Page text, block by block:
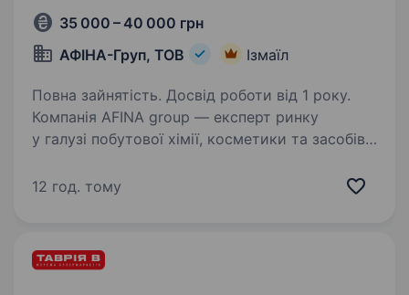
35 000 – 40 000 грн
АФІНА-Груп, ТОВ
Ізмаїл
Повна зайнятість. Досвід роботи від 1 року.
Компанія AFINA group — експерт ринку
у галузі побутової хімії, косметики та засобів
якісними товарами, має динамічний розвиток
12 год. тому